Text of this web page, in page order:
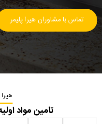
تماس با مشاوران هیرا پلیمر
تامین مواد